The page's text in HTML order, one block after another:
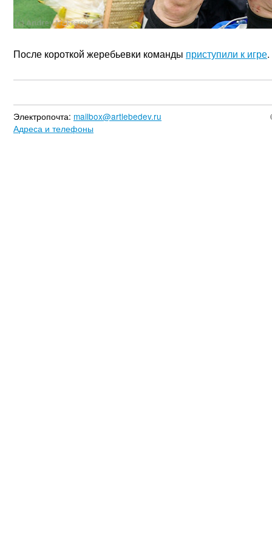
После короткой жеребьевки команды приступили к игре.
Электропочта: mailbox@artlebedev.ru
Адреса и телефоны